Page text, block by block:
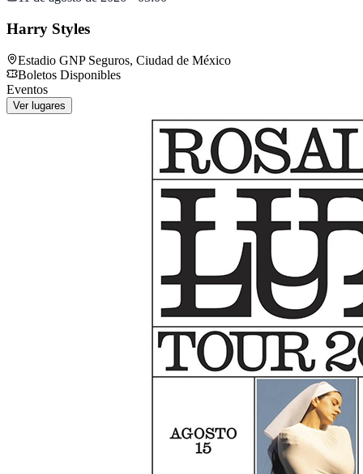
Harry Styles
Estadio GNP Seguros, Ciudad de México
Boletos Disponibles
Eventos
Ver lugares